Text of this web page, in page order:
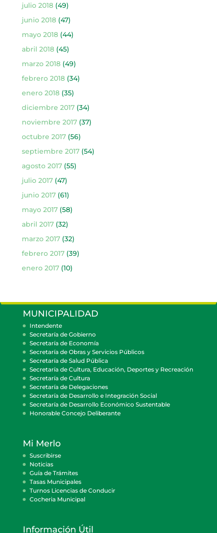
julio 2018(49)
junio 2018(47)
mayo 2018(44)
abril 2018(45)
marzo 2018(49)
febrero 2018(34)
enero 2018(35)
diciembre 2017(34)
noviembre 2017(37)
octubre 2017(56)
septiembre 2017(54)
agosto 2017(55)
julio 2017(47)
junio 2017(61)
mayo 2017(58)
abril 2017(32)
marzo 2017(32)
febrero 2017(39)
enero 2017(10)
MUNICIPALIDAD
Intendente
Secretaría de Gobierno
Secretaría de Economía
Secretaría de Obras y Servicios Públicos
Secretaría de Salud Pública
Secretaría de Cultura, Educación, Deportes y Recreación
Secretaría de Cultura
Secretaría de Delegaciones
Secretaría de Desarrollo e Integración Social
Secretaría de Desarrollo Económico Sustentable
Honorable Concejo Deliberante
Mi Merlo
Suscribirse
Noticias
Guía de Trámites
Tasas Municipales
Turnos Licencias de Conducir
Cocheria Municipal
Información Útil